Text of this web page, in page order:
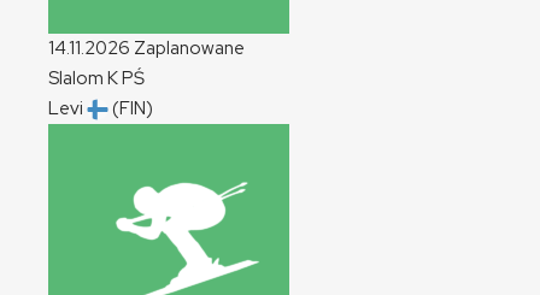
14.11.2026 Zaplanowane
Slalom KPŚ
Levi
(FIN)